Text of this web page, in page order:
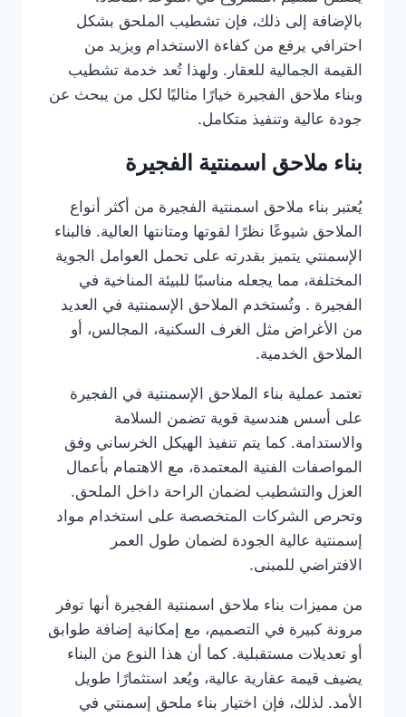
بالإضافة إلى ذلك، فإن تشطيب الملحق بشكل
احترافي يرفع من كفاءة الاستخدام ويزيد من
القيمة الجمالية للعقار. ولهذا تُعد خدمة تشطيب
وبناء ملاحق الفجيرة خيارًا مثاليًا لكل من يبحث عن
جودة عالية وتنفيذ متكامل.
بناء ملاحق اسمنتية الفجيرة
يُعتبر بناء ملاحق اسمنتية الفجيرة من أكثر أنواع
الملاحق شيوعًا نظرًا لقوتها ومتانتها العالية. فالبناء
الإسمنتي يتميز بقدرته على تحمل العوامل الجوية
المختلفة، مما يجعله مناسبًا للبيئة المناخية في
الفجيرة . وتُستخدم الملاحق الإسمنتية في العديد
من الأغراض مثل الغرف السكنية، المجالس، أو
الملاحق الخدمية.
تعتمد عملية بناء الملاحق الإسمنتية في الفجيرة
على أسس هندسية قوية تضمن السلامة
والاستدامة. كما يتم تنفيذ الهيكل الخرساني وفق
المواصفات الفنية المعتمدة، مع الاهتمام بأعمال
العزل والتشطيب لضمان الراحة داخل الملحق.
وتحرص الشركات المتخصصة على استخدام مواد
إسمنتية عالية الجودة لضمان طول العمر
الافتراضي للمبنى.
من مميزات بناء ملاحق اسمنتية الفجيرة أنها توفر
مرونة كبيرة في التصميم، مع إمكانية إضافة طوابق
أو تعديلات مستقبلية. كما أن هذا النوع من البناء
يضيف قيمة عقارية عالية، ويُعد استثمارًا طويل
الأمد. لذلك، فإن اختيار بناء ملحق إسمنتي في